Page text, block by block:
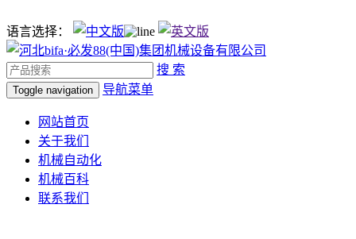
语言选择：
搜 索
Toggle navigation 导航菜单
网站首页
关于我们
机械自动化
机械百科
联系我们